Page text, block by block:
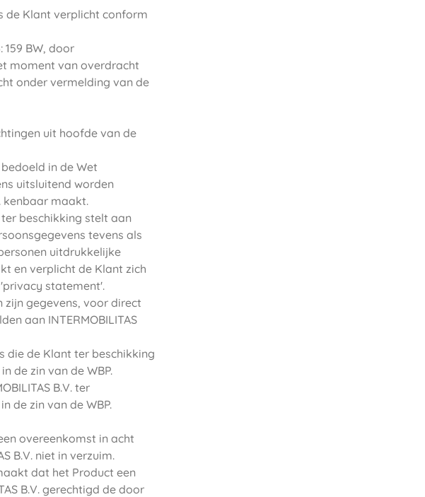
de Klant verplicht conform
BW, door
moment van overdracht
onder vermelding van de
uit hoofde van de
in de Wet
uitsluitend worden
kenbaar maakt.
beschikking stelt aan
tevens als
uitdrukkelijke
en verplicht de Klant zich
'privacy statement'.
gegevens, voor direct
aan INTERMOBILITAS
die de Klant ter beschikking
de zin van de WBP.
B.V. ter
de zin van de WBP.
overeenkomst in acht
B.V. niet in verzuim.
dat het Product een
B.V. gerechtigd de door